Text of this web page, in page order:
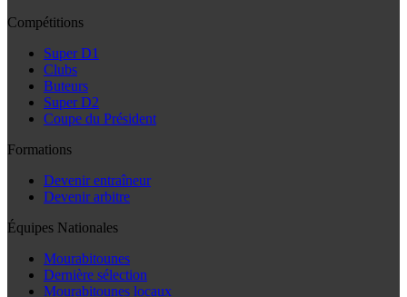
Compétitions
Super D1
Clubs
Buteurs
Super D2
Coupe du Président
Formations
Devenir entraîneur
Devenir arbitre
Équipes Nationales
Mourabitounes
Dernière sélection
Mourabitounes locaux